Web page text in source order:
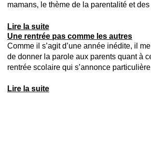
Une rentrée pas comme les autres
Comme il s’agit d’une année inédite, il
de donner la parole aux parents quant à
rentrée scolaire qui s’annonce
Lire la suite
mamans, le thème de la parentalité et des
Lire la suite